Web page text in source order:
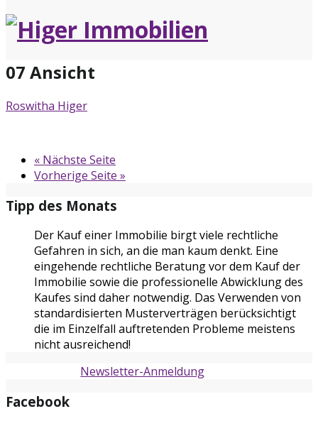
07 Ansicht
Roswitha Higer
« Nächste Seite
Vorherige Seite »
Tipp des Monats
Der Kauf einer Immobilie birgt viele rechtliche
Gefahren in sich, an die man kaum denkt. Eine
eingehende rechtliche Beratung vor dem Kauf der
Immobilie sowie die professionelle Abwicklung des
Kaufes sind daher notwendig. Das Verwenden von
standardisierten Musterverträgen berücksichtigt
die im Einzelfall auftretenden Probleme meistens
nicht ausreichend!
Newsletter-Anmeldung
Facebook